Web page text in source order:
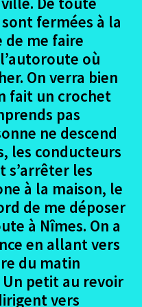
fermées à la
de me faire
où
On verra bien
fait un crochet
pas
ne descend
les conducteurs
s’arrêter les
à la maison, le
de me déposer
à Nîmes. On a
en allant vers
du matin
Un petit au revoir
vers